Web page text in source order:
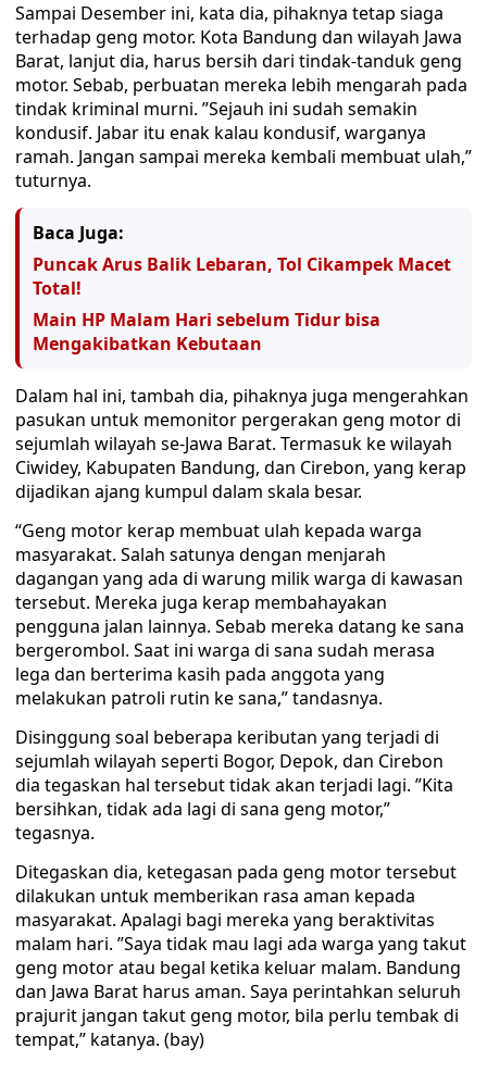
Sampai Desember ini, kata dia, pihaknya tetap siaga
terhadap geng motor. Kota Bandung dan wilayah Jawa
Barat, lanjut dia, harus bersih dari tindak-tanduk geng
motor. Sebab, perbuatan mereka lebih mengarah pada
tindak kriminal murni. ”Sejauh ini sudah semakin
kondusif. Jabar itu enak kalau kondusif, warganya
ramah. Jangan sampai mereka kembali membuat ulah,”
tuturnya.
Baca Juga:
Puncak Arus Balik Lebaran, Tol Cikampek Macet
Total!
Main HP Malam Hari sebelum Tidur bisa
Mengakibatkan Kebutaan
Dalam hal ini, tambah dia, pihaknya juga mengerahkan
pasukan untuk memonitor pergerakan geng motor di
sejumlah wilayah se-Jawa Barat. Termasuk ke wilayah
Ciwidey, Kabupaten Bandung, dan Cirebon, yang kerap
dijadikan ajang kumpul dalam skala besar.
“Geng motor kerap membuat ulah kepada warga
masyarakat. Salah satunya dengan menjarah
dagangan yang ada di warung milik warga di kawasan
tersebut. Mereka juga kerap membahayakan
pengguna jalan lainnya. Sebab mereka datang ke sana
bergerombol. Saat ini warga di sana sudah merasa
lega dan berterima kasih pada anggota yang
melakukan patroli rutin ke sana,” tandasnya.
Disinggung soal beberapa keributan yang terjadi di
sejumlah wilayah seperti Bogor, Depok, dan Cirebon
dia tegaskan hal tersebut tidak akan terjadi lagi. ”Kita
bersihkan, tidak ada lagi di sana geng motor,”
tegasnya.
Ditegaskan dia, ketegasan pada geng motor tersebut
dilakukan untuk memberikan rasa aman kepada
masyarakat. Apalagi bagi mereka yang beraktivitas
malam hari. ”Saya tidak mau lagi ada warga yang takut
geng motor atau begal ketika keluar malam. Bandung
dan Jawa Barat harus aman. Saya perintahkan seluruh
prajurit jangan takut geng motor, bila perlu tembak di
tempat,” katanya. (bay)